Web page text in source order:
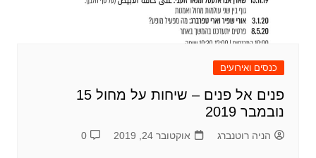
כנסים ואירועים
פנים אל פנים – שיחות על מחול 15
נובמבר 2019
הניה רוטנברג אוקטובר 24, 2019 0